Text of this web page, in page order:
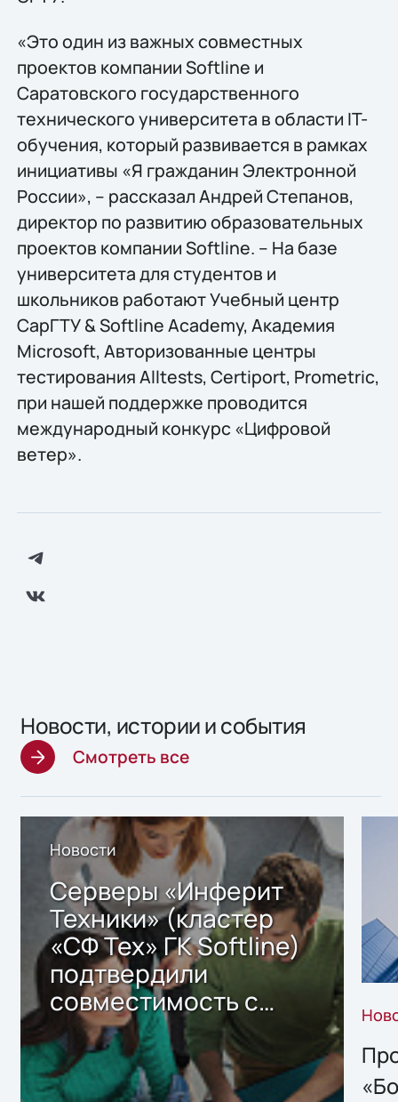
«Это один из важных совместных
проектов компании Softline и
Саратовского государственного
технического университета в области IT-
обучения, который развивается в рамках
инициативы «Я гражданин Электронной
России», – рассказал Андрей Степанов,
директор по развитию образовательных
проектов компании Softline. – На базе
университета для студентов и
школьников работают Учебный центр
СарГТУ & Softline Academy, Академия
Microsoft, Авторизованные центры
тестирования Alltests, Certiport, Prometric,
при нашей поддержке проводится
международный конкурс «Цифровой
ветер».
Новости, истории и события
Смотреть все
Новости
Серверы «Инферит
Техники» (кластер
«СФ Тех» ГК Softline)
подтвердили
совместимость с
решением Sharx
Storage 2.x для
хранения данных